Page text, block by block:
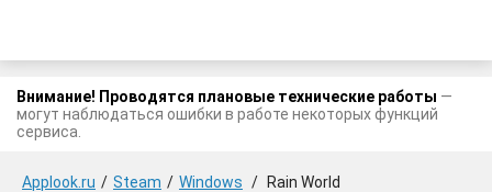
Внимание! Проводятся плановые технические работы —
могут наблюдаться ошибки в работе некоторых функций
сервиса.
Applook.ru / Steam / Windows / Rain World